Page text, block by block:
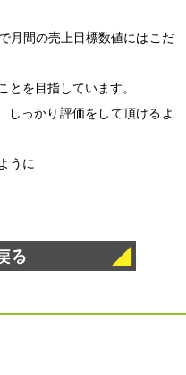
月間の売上目標数値にはこだ
とを目指しています。
しっかり評価をして頂けるよ
うに